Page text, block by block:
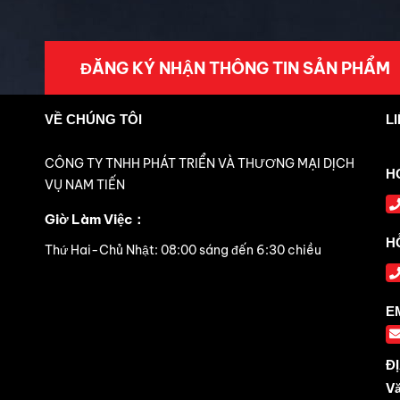
ĐĂNG KÝ NHẬN THÔNG TIN SẢN PHẨM
VỀ CHÚNG TÔI
CÔNG TY TNHH PHÁT TRIỂN VÀ THƯƠNG MẠI DỊCH
VỤ NAM TIẾN
Giờ Làm Việc：
Thứ Hai-Chủ Nhật: 08:00 sáng đến 6:30 chiều